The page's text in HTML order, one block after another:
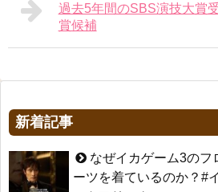
過去5年間のSBS演技大賞
賞候補
新着記事
なぜイカゲーム3のフ
ーツを着ているのか？#